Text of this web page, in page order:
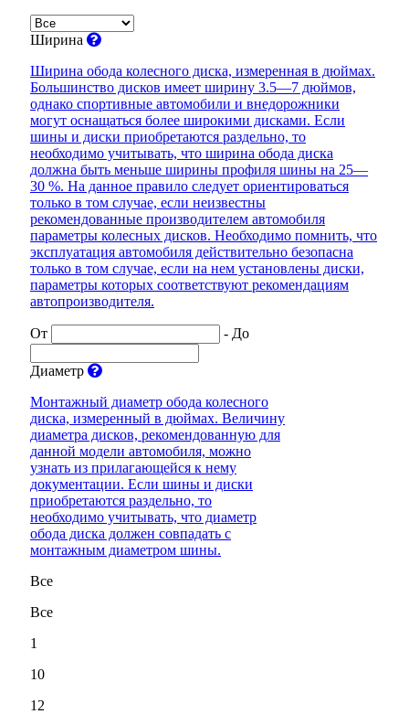
Ширина
Ширина обода колесного диска, измеренная в дюймах.
Большинство дисков имеет ширину 3.5—7 дюймов,
однако спортивные автомобили и внедорожники
могут оснащаться более широкими дисками. Если
шины и диски приобретаются раздельно, то
необходимо учитывать, что ширина обода диска
должна быть меньше ширины профиля шины на 25—
30 %. На данное правило следует ориентироваться
только в том случае, если неизвестны
рекомендованные производителем автомобиля
параметры колесных дисков. Необходимо помнить, что
эксплуатация автомобиля действительно безопасна
только в том случае, если на нем установлены диски,
параметры которых соответствуют рекомендациям
автопроизводителя.
От - До
Диаметр
Монтажный диаметр обода колесного
диска, измеренный в дюймах. Величину
диаметра дисков, рекомендованную для
данной модели автомобиля, можно
узнать из прилагающейся к нему
документации. Если шины и диски
приобретаются раздельно, то
необходимо учитывать, что диаметр
обода диска должен совпадать с
монтажным диаметром шины.
Все
Все
1
10
12